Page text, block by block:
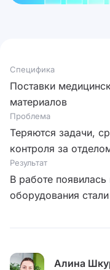
Специфика
Поставки
материалов
Проблема
Теряются задачи,
контроля за
Результат
В работе
оборудования
Алина